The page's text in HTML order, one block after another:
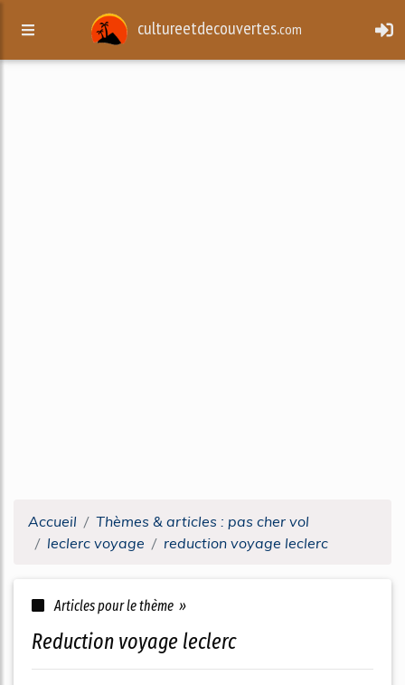
cultureetdecouvertes.com
Accueil
Thèmes & articles : pas cher vol
leclerc voyage
reduction voyage leclerc
Articles pour le thème »
reduction voyage leclerc